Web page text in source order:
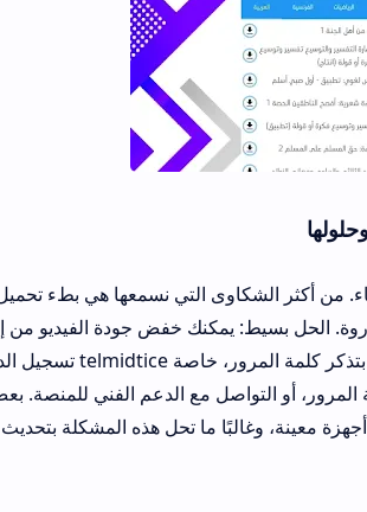
نسمعها هي بطء تحميل الفيديوهات أحيانًا،
خفض جودة الفيديو من إعدادات المشغل أو
الانتظار قليلًا خارج ساعات الذروة. مشكلة أخرى تتعلق بتذكر كلمة المرور، خاصة telmidtice تسجيل الدخول باستخدام
مع الدعم الفني للمنصة. بعض المستخدمين
تحل هذه المشكلة بتحديث التطبيق إلى أحدث